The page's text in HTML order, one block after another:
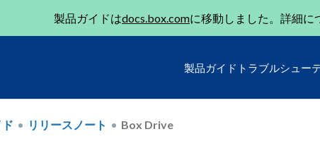
製品ガイドはdocs.box.comに移動しました。詳細に
製品ガイド トラブルシュー
リリースノート Box Drive